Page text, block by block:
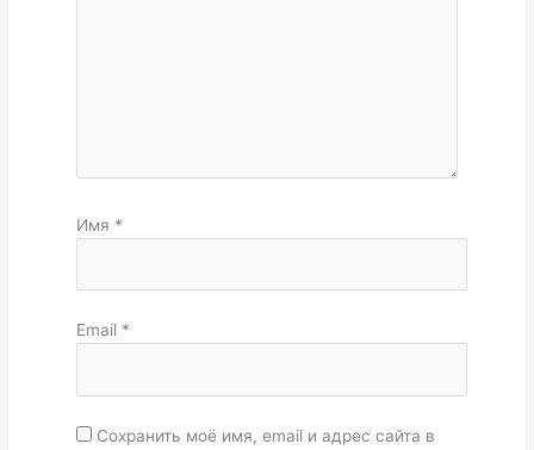
Имя *
Email *
Сохранить моё имя, email и адрес сайта в